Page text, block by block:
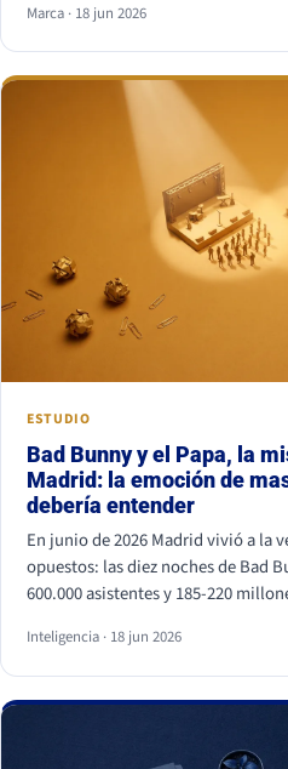
combinación más segura es serif
texto, o al revés. Lo que nunca
parecidas pero no iguales: el ojo
Marca · 18 jun 2026
ESTUDIO
Bad Bunny y el Papa, la
Madrid: la emoción de
debería entender
En junio de 2026 Madrid vivió a la
opuestos: las diez noches de Bad
600.000 asistentes y 185-220
Bernabéu llenos. Superficies
humanas profundas (pertenencia,
trascendencia). Para una marca,
emoción a escala no se fabrica, se
en esos momentos sin criterio sale
Inteligencia · 18 jun 2026